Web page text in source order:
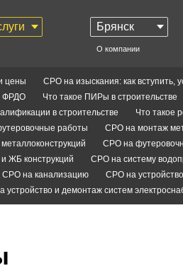
Брянск
О компании
цены
СРО на изыскания: как вступить,
ФРДО Что такое ПИРы в строительстве
в строительстве Что такое
работы
СРО на монтаж
СРО на
ЖБ конструкций
СРО на систему
СРО на канализацию
СРО на
устройство и демонтаж систем